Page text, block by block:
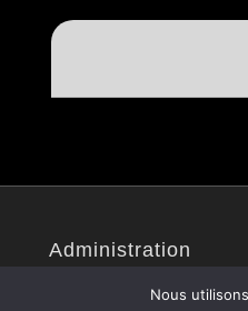
Administration
Nous